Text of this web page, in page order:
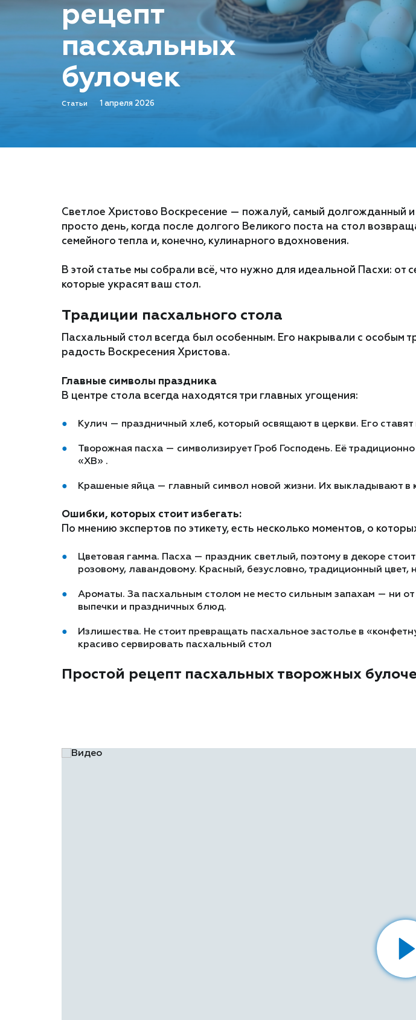
рецепт
пасхальных
булочек
Статьи 1 апреля 2026
Светлое Христово Воскресение — пожалуй, самый долгожданный
просто день, когда после долгого Великого поста на стол
семейного тепла и, конечно, кулинарного вдохновения.
В этой статье мы собрали всё, что нужно для идеальной Пасхи:
которые украсят ваш стол.
Традиции пасхального стола
Пасхальный стол всегда был особенным. Его накрывали с особым
радость Воскресения Христова.
Главные символы праздника
В центре стола всегда находятся три главных угощения:
Кулич — праздничный хлеб, который освящают в церкви. Его
Творожная пасха — символизирует Гроб Господень. Её
«ХВ» .
Крашеные яйца — главный символ новой жизни. Их выкладывают в
Ошибки, которых стоит избегать:
По мнению экспертов по этикету, есть несколько моментов, о
Цветовая гамма. Пасха — праздник светлый, поэтому в декоре
розовому, лавандовому. Красный, безусловно, традиционный
Ароматы. За пасхальным столом не место сильным запахам — ни
выпечки и праздничных блюд.
Излишества. Не стоит превращать пасхальное застолье в
красиво сервировать пасхальный стол
Простой рецепт пасхальных творожных